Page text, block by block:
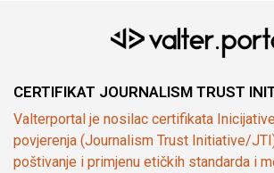
CERTIFIKAT JOURNALISM TRUST
Valterportal je nosilac certifikata
povjerenja (Journalism Trust Initiative/
poštivanje i primjenu etičkih standarda i